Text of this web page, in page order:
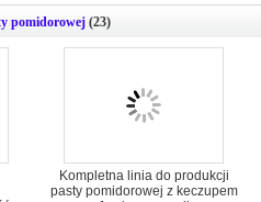
pomidorowej (23)
Kompletna linia do produkcji
pasty pomidorowej z keczupem